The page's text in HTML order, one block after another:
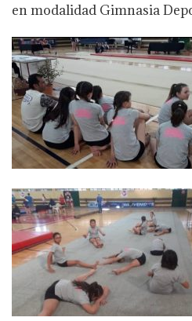
en modalidad Gimnasia